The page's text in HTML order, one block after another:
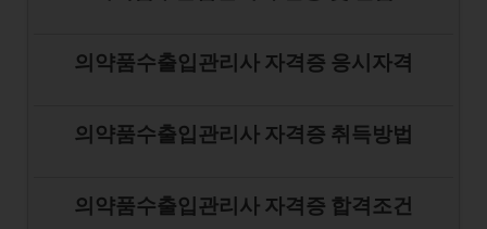
의약품수출입관리사 자격증 응시자격
의약품수출입관리사 자격증 취득방법
의약품수출입관리사 자격증 합격조건